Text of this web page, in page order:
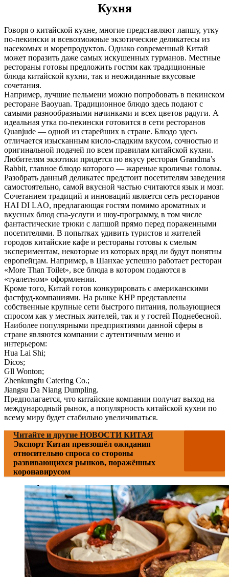
Кухня
Говоря о китайской кухне, многие представляют лапшу, утку
по-пекински и всевозможные экзотические деликатесы из
насекомых и морепродуктов. Однако современный Китай
может поразить даже самых искушенных гурманов. Местные
рестораны готовы предложить гостям как традиционные
блюда китайской кухни, так и неожиданные вкусовые
сочетания.
Например, лучшие пельмени можно попробовать в пекинском
ресторане Baoyuan. Традиционное блюдо здесь подают с
самыми разнообразными начинками и всех цветов радуги. А
идеальная утка по-пекински готовится в сети ресторанов
Quanjude — одной из старейших в стране. Блюдо здесь
отличается изысканным кисло-сладким вкусом, сочностью и
оригинальной подачей по всем правилам китайской кухни.
Любителям экзотики придется по вкусу ресторан Grandma’s
Rabbit, главное блюдо которого — жареные кроличьи головы.
Разобрать данный деликатес предстоит посетителям заведения
самостоятельно, самой вкусной частью считаются язык и мозг.
Сочетанием традиций и инноваций является сеть ресторанов
HAI DI LAO, предлагающая гостям помимо ароматных и
вкусных блюд спа-услуги и шоу-программу, в том числе
фантастические трюки с лапшой прямо перед пораженными
посетителями. В попытках удивить туристов и жителей
городов китайские кафе и рестораны готовы к смелым
экспериментам, некоторые из которых вряд ли будут понятны
европейцам. Например, в Шанхае успешно работает ресторан
«More Than Toilet», все блюда в котором подаются в
«туалетном» оформлении.
Кроме того, Китай готов конкурировать с американскими
фастфуд-компаниями. На рынке КНР представлены
собственные крупные сети быстрого питания, пользующиеся
спросом как у местных жителей, так и у гостей Поднебесной.
Наиболее популярными предприятиями данной сферы в
стране являются компании с аутентичным меню и
интерьером:
Hua Lai Shi;
Dicos;
Gll Wonton;
Zhenkungfu Catering Co.;
Jiangsu Da Niang Dumpling.
Предполагается, что китайские компании получат выход на
международный рынок, а популярность китайской кухни по
всему миру будет стабильно увеличиваться.
Читайте и другие НОВОСТИ КИТАЯ
Экспорт Китая превзошёл ожидания
относительно спроса со стороны
развивающихся рынков, поражённых
коронавирусом